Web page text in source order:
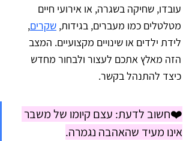
עובדו, שחיקה בשגרה, או אירועי חיים
מטלטלים כמו מעברים, בגידות, שקרים,
לידת ילדים או שינויים מקצועיים. המצב
הזה מאלץ אתכם לעצור ולבחור מחדש
כיצד להתנהל בקשר.
❤️חשוב לדעת: עצם קיומו של משבר
אינו מעיד שהאהבה נגמרה.